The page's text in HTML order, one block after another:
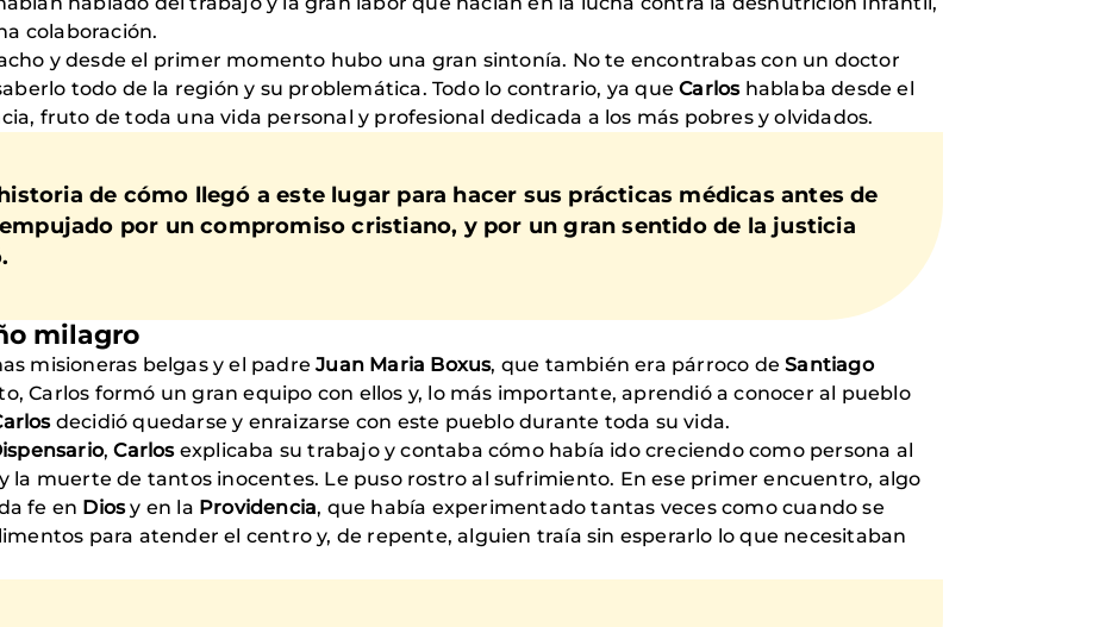
colaboración.
y desde el primer momento hubo una gran sintonía. No te encontrabas con un doctor
todo de la región y su problemática. Todo lo contrario, ya queCarlos hablaba desde el
fruto de toda una vida personal y profesional dedicada a los más pobres y olvidados.
de cómo llegó a este lugar para hacer sus prácticas médicas antes de
por un compromiso cristiano, y por un gran sentido de la justicia
milagro
misioneras belgas y el padreJuan Maria Boxus, que también era párroco deSantiago
Carlos formó un gran equipo con ellos y, lo más importante, aprendió a conocer al pueblo
decidió quedarse y enraizarse con este pueblo durante toda su vida.
,Carlos explicaba su trabajo y contaba cómo había ido creciendo como persona al
la muerte de tantos inocentes. Le puso rostro al sufrimiento. En ese primer encuentro, algo
fe en Diosy en la Providencia, que había experimentado tantas veces como cuando se
para atender el centro y, de repente, alguien traía sin esperarlo lo que necesitaban